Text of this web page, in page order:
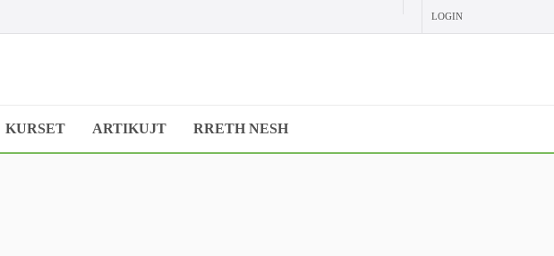
LOGIN
KURSET ARTIKUJT RRETH NESH